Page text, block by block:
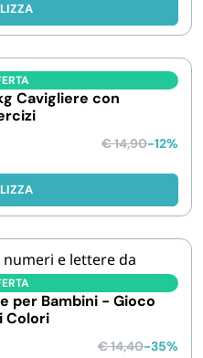
Cavigliere con
€14,90-12%
per Bambini - Gioco
Colori
€14,40-35%